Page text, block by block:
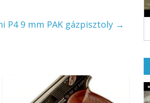
P4 9 mm PAK gázpisztoly →